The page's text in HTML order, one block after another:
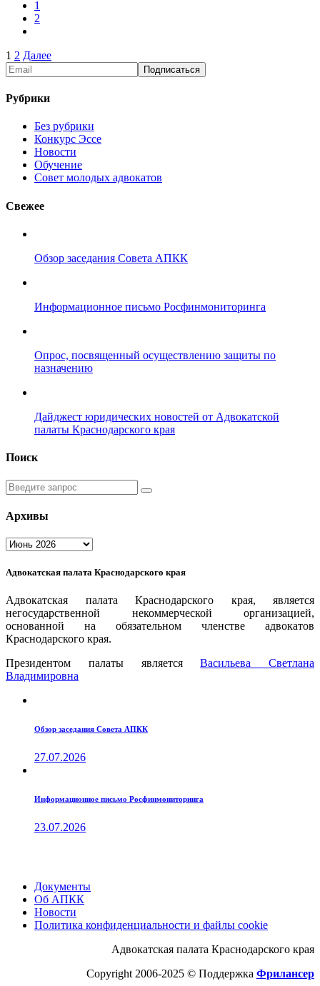
1
2
Пагинация
записей
1 2 Далее
Рубрики
Без рубрики
Конкурс Эссе
Новости
Обучение
Совет молодых адвокатов
Свежее
Обзор заседания Совета АПКК
Информационное письмо Росфинмониторинга
Опрос, посвященный осуществлению защиты по
назначению
Дайджест юридических новостей от Адвокатской
палаты Краснодарского края
Поиск
Введите
запрос
Архивы
Архивы
Адвокатская палата Краснодарского края
Адвокатская палата Краснодарского края, является
негосударственной некоммерческой организацией,
основанной на обязательном членстве адвокатов
Краснодарского края.
Президентом палаты являетсяВаcильева Светлана
Владимировна
Обзор заседания Совета АПКК
27.07.2026
Информационное письмо Росфинмониторинга
23.07.2026
Документы
Об АПКК
Новости
Политика конфиденциальности и файлы cookie
Адвокатская палата Краснодарского края
Copyright 2006-2025 © Поддержка Фрилансер